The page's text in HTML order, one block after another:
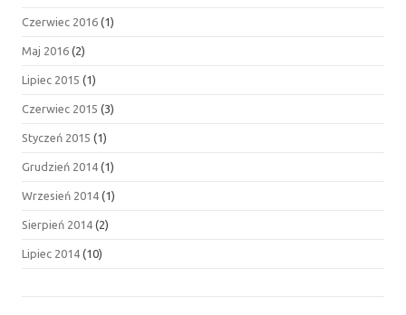
Czerwiec 2016 (1)
Maj 2016 (2)
Lipiec 2015 (1)
Czerwiec 2015 (3)
Styczeń 2015 (1)
Grudzień 2014 (1)
Wrzesień 2014 (1)
Sierpień 2014 (2)
Lipiec 2014 (10)